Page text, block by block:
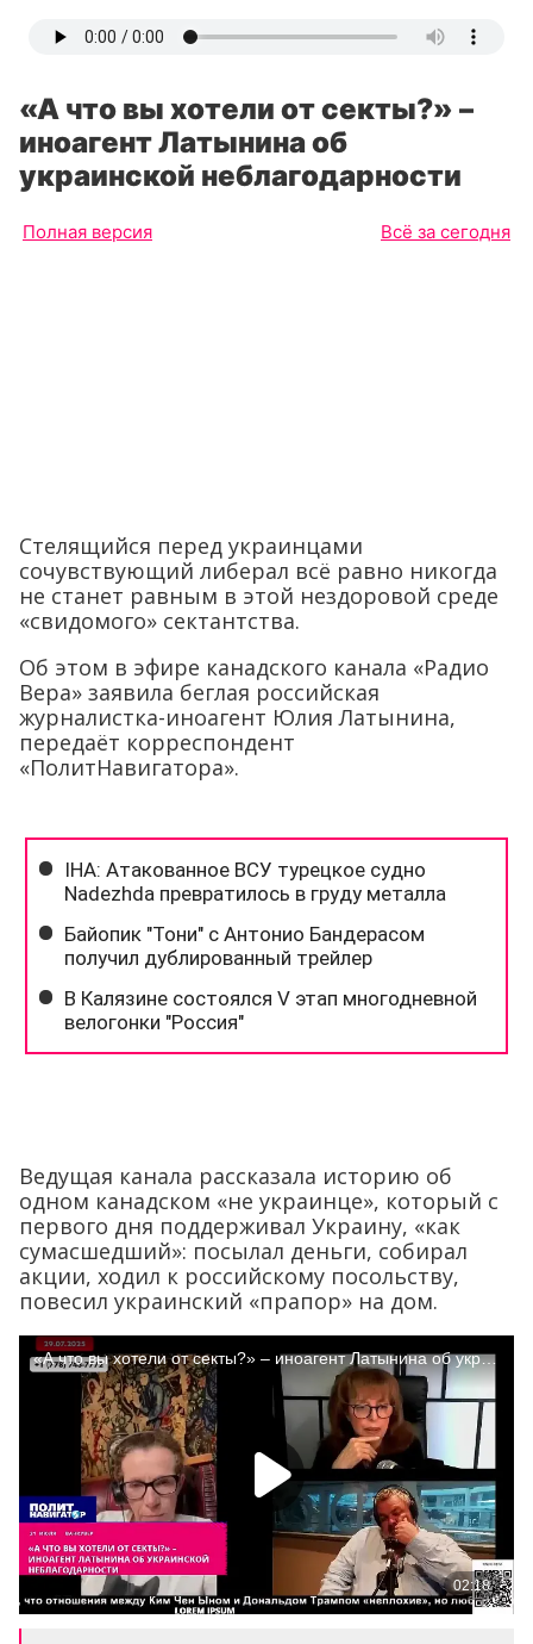
«А что вы хотели от секты?» –
иноагент Латынина об
украинской неблагодарности
Полная версия Всё за сегодня
Стелящийся перед украинцами
сочувствующий либерал всё равно никогда
не станет равным в этой нездоровой среде
«свидомого» сектантства.
Об этом в эфире канадского канала «Радио
Вера» заявила беглая российская
журналистка-иноагент Юлия Латынина,
передаёт корреспондент
«ПолитНавигатора».
Ведущая канала рассказала историю об
одном канадском «не украинце», который с
первого дня поддерживал Украину, «как
сумасшедший»: посылал деньги, собирал
акции, ходил к российскому посольству,
повесил украинский «прапор» на дом.